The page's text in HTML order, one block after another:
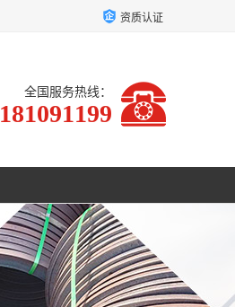
资质认证
全国服务热线：